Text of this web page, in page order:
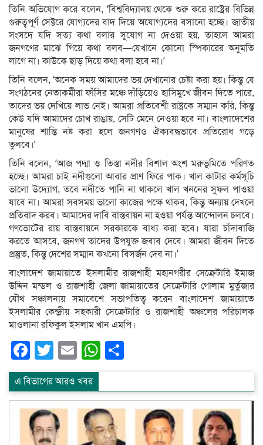
তিনি অভিযোগ করে বলেন, ‘বিশ্ববিদ্যালয় থেকে শুরু করে রাষ্ট্রের বিভিন্ন
গুরুত্বপূর্ণ সেক্টরে যোগ্যদের বাদ দিয়ে অযোগ্যদের বসানো হচ্ছে। জাতীয়
সংসদে যদি সত্য কথা বলার সুযোগ না দেওয়া হয়, তাহলে আমরা
জনগণের মাঝে গিয়ে কথা বলব—যেখানে কোনো স্পিকারের অনুমতি
লাগে না। কাউকে ছাড় দিয়ে কথা বলা হবে না।’
তিনি বলেন, ‘অনেক সময় আমাদের ভয় দেখানোর চেষ্টা করা হয়। কিন্তু যে
সংগঠনের নেতাকর্মীরা ফাঁসির মঞ্চে দাঁড়িয়েও হাসিমুখে জীবন দিতে পারে,
তাদের ভয় দেখিয়ে লাভ নেই। আমরা প্রতিবেশী রাষ্ট্রকে সম্মান করি, কিন্তু
কেউ যদি আমাদের চোখ রাঙায়, সেটি মেনে নেওয়া হবে না। বাংলাদেশের
মানুষের শান্তি নষ্ট করা হলে জনগণও ঐক্যবদ্ধভাবে প্রতিরোধ গড়ে
তুলবে।’
তিনি বলেন, ‘আজ পদ্মা ও তিস্তা নদীর বিশাল অংশ মরুভূমিতে পরিণত
হচ্ছে। আমরা চাই নদীগুলো আবার প্রাণ ফিরে পাক। খাল কাটার কর্মসূচি
ভালো উদ্যোগ, তবে নদীতে পানি না থাকলে খাল খননের সুফল পাওয়া
যাবে না। আমরা সবসময় ভালো কাজের পক্ষে থাকব, কিন্তু অন্যায় দেখলে
প্রতিবাদ করব। আমাদের দাবি বাস্তবায়ন না হওয়া পর্যন্ত আন্দোলন চলবে।
গণভোটের রায় বাস্তবায়নে সরকারকে বাধ্য করা হবে। যারা চাঁদাবাজি
করতে আসবে, জনগণ তাদের উপযুক্ত জবাব দেবে। আমরা জীবন দিতে
প্রস্তুত, কিন্তু দেশের সম্মান কখনো বিসর্জন দেব না।’
বাংলাদেশ জামায়াতে ইসলামীর রাজশাহী মহানগরীর সেক্রেটারি ইমাজ
উদ্দিন মন্ডল ও রাজশাহী জেলা জামায়াতের সেক্রেটারি গোলাম মুর্তুজার
যৌথ সঞ্চালনায় সমাবেশে সভাপতিত্ব করেন বাংলাদেশ জামায়াতে
ইসলামীর কেন্দ্রীয় সহকারী সেক্রেটারি ও রাজশাহী অঞ্চলের পরিচালক
মাওলানা রফিকুল ইসলাম খান এমপি।
Facebook
Twitter
EmailWhatsApp
এ বিভাগের আরও খবর